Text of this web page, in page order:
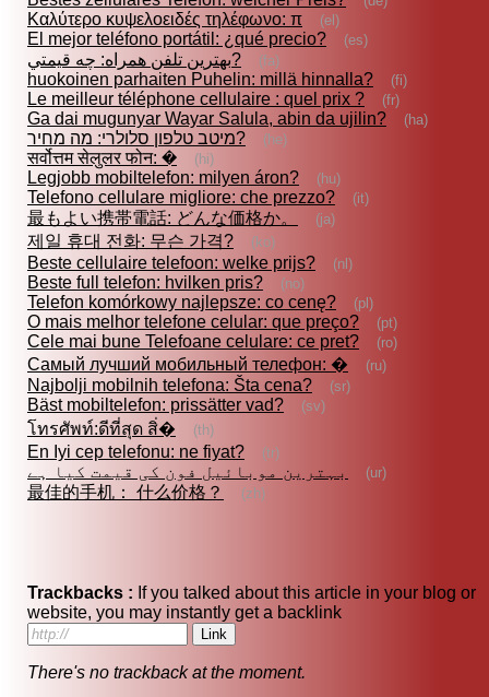
Καλύτερο κυψελοειδές τηλέφωνο: π (el)
El mejor teléfono portátil: ¿qué precio? (es)
بهترين تلفن همراه: چه قيمتي? (fa)
huokoinen parhaiten Puhelin: millä hinnalla? (fi)
Le meilleur téléphone cellulaire : quel prix ? (fr)
Ga dai mugunyar Wayar Salula, abin da ujilin? (ha)
מיטב טלפון סלולרי: מה מחיר? (he)
सर्वोत्तम सेलुलर फोन: � (hi)
Legjobb mobiltelefon: milyen áron? (hu)
Telefono cellulare migliore: che prezzo? (it)
最もよい携帯電話: どんな価格か。 (ja)
제일 휴대 전화: 무슨 가격? (ko)
Beste cellulaire telefoon: welke prijs? (nl)
Beste full telefon: hvilken pris? (no)
Telefon komórkowy najlepsze: co cenę? (pl)
O mais melhor telefone celular: que preço? (pt)
Cele mai bune Telefoane celulare: ce pret? (ro)
Самый лучший мобильный телефон: � (ru)
Najbolji mobilnih telefona: Šta cena? (sr)
Bäst mobiltelefon: prissätter vad? (sv)
โทรศัพท์:ดีที่สุด สิ่� (th)
En Iyi cep telefonu: ne fiyat? (tr)
بہترین موبائیل فون کی قیمت کیا ہے (ur)
最佳的手机： 什么价格？ (zh)
Trackbacks : If you talked about this article in your blog or
website, you may instantly get a backlink
There's no trackback at the moment.